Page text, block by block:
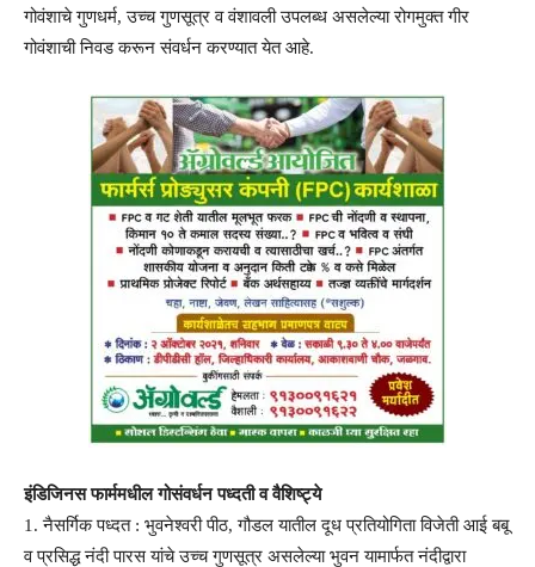
गोवंशाचे गुणधर्म, उच्च गुणसूत्र व वंशावली उपलब्ध असलेल्या रोगमुक्त गीर
गोवंशाची निवड करून संवर्धन करण्यात येत आहे.
इंडिजिनस फार्ममधील गोसंवर्धन पध्दती व वैशिष्ट्ये
1. नैसर्गिक पध्दत : भुवनेश्वरी पीठ, गौडल यातील दूध प्रतियोगिता विजेती आई बबू
व प्रसिद्ध नंदी पारस यांचे उच्च गुणसूत्र असलेल्या भुवन यामार्फत नंदीद्वारा